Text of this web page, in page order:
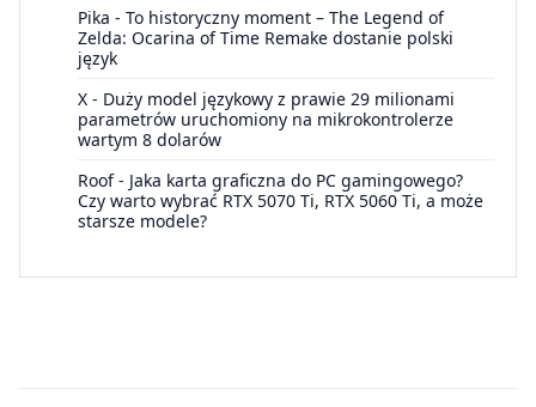
Pika - To historyczny moment – The Legend of
Zelda: Ocarina of Time Remake dostanie polski
język
X - Duży model językowy z prawie 29 milionami
parametrów uruchomiony na mikrokontrolerze
wartym 8 dolarów
Roof- Jaka karta graficzna do PC gamingowego?
Czy warto wybrać RTX 5070 Ti, RTX 5060 Ti, a może
starsze modele?